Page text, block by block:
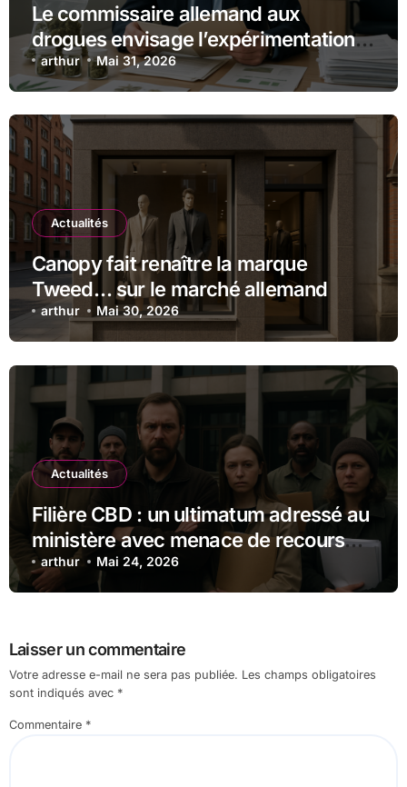
Le commissaire allemand aux
drogues envisage l’expérimentation
des magasins pilotes de cannabis
arthur Mai 31, 2026
Actualités
Canopy fait renaître la marque
Tweed… sur le marché allemand
arthur Mai 30, 2026
Actualités
Filière CBD : un ultimatum adressé au
ministère avec menace de recours
judiciaire
arthur Mai 24, 2026
Laisser un commentaire
Votre adresse e-mail ne sera pas publiée. Les champs obligatoires
sont indiqués avec *
Commentaire *